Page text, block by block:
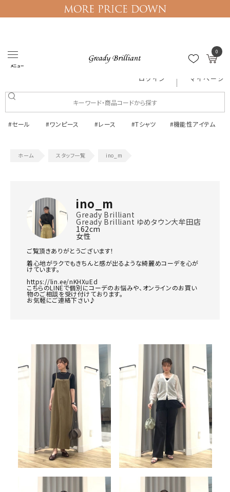
メニュー
0
ログイン マイページ
#セール #ワンピース #レース #Tシャツ #機能性アイテム
スタッフ一覧 ino_m
ino_m
Gready Brilliant
Gready Brilliant ゆめタウン大牟田店
162cm
女性
ご覧頂きありがとうございます！
着心地がラクでもきちんと感が出るような綺麗めコーデを心が
けています。
https://lin.ee/nKHXuEd
こちらのLINEで個別にコーデのお悩みや、オンラインのお買い
物のご相談を受け付けております。
お気軽にご連絡下さい♪